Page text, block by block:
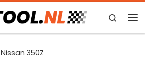
Search
Nissan 350Z